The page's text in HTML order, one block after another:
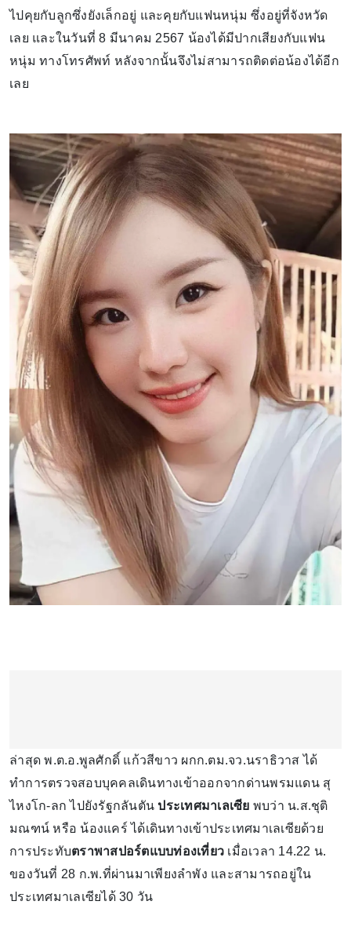
ไปคุยกับลูกซึ่งยังเล็กอยู่ และคุยกับแฟนหนุ่ม ซึ่งอยู่ที่จังหวัด
เลย และในวันที่ 8 มีนาคม 2567 น้องได้มีปากเสียงกับแฟน
หนุ่ม ทางโทรศัพท์ หลังจากนั้นจึงไม่สามารถติดต่อน้องได้อีก
เลย
ล่าสุด พ.ต.อ.พูลศักดิ์ แก้วสีขาว ผกก.ตม.จว.นราธิวาส ได้
ทำการตรวจสอบบุคคลเดินทางเข้าออกจากด่านพรมแดน สุ
ไหงโก-ลก ไปยังรัฐกลันตัน ประเทศมาเลเซีย พบว่า น.ส.ชุติ
มณฑน์ หรือ น้องแคร์ ได้เดินทางเข้าประเทศมาเลเซียด้วย
การประทับตราพาสปอร์ตแบบท่องเที่ยว เมื่อเวลา 14.22 น.
ของวันที่ 28 ก.พ.ที่ผ่านมาเพียงลำพัง และสามารถอยู่ใน
ประเทศมาเลเซียได้ 30 วัน